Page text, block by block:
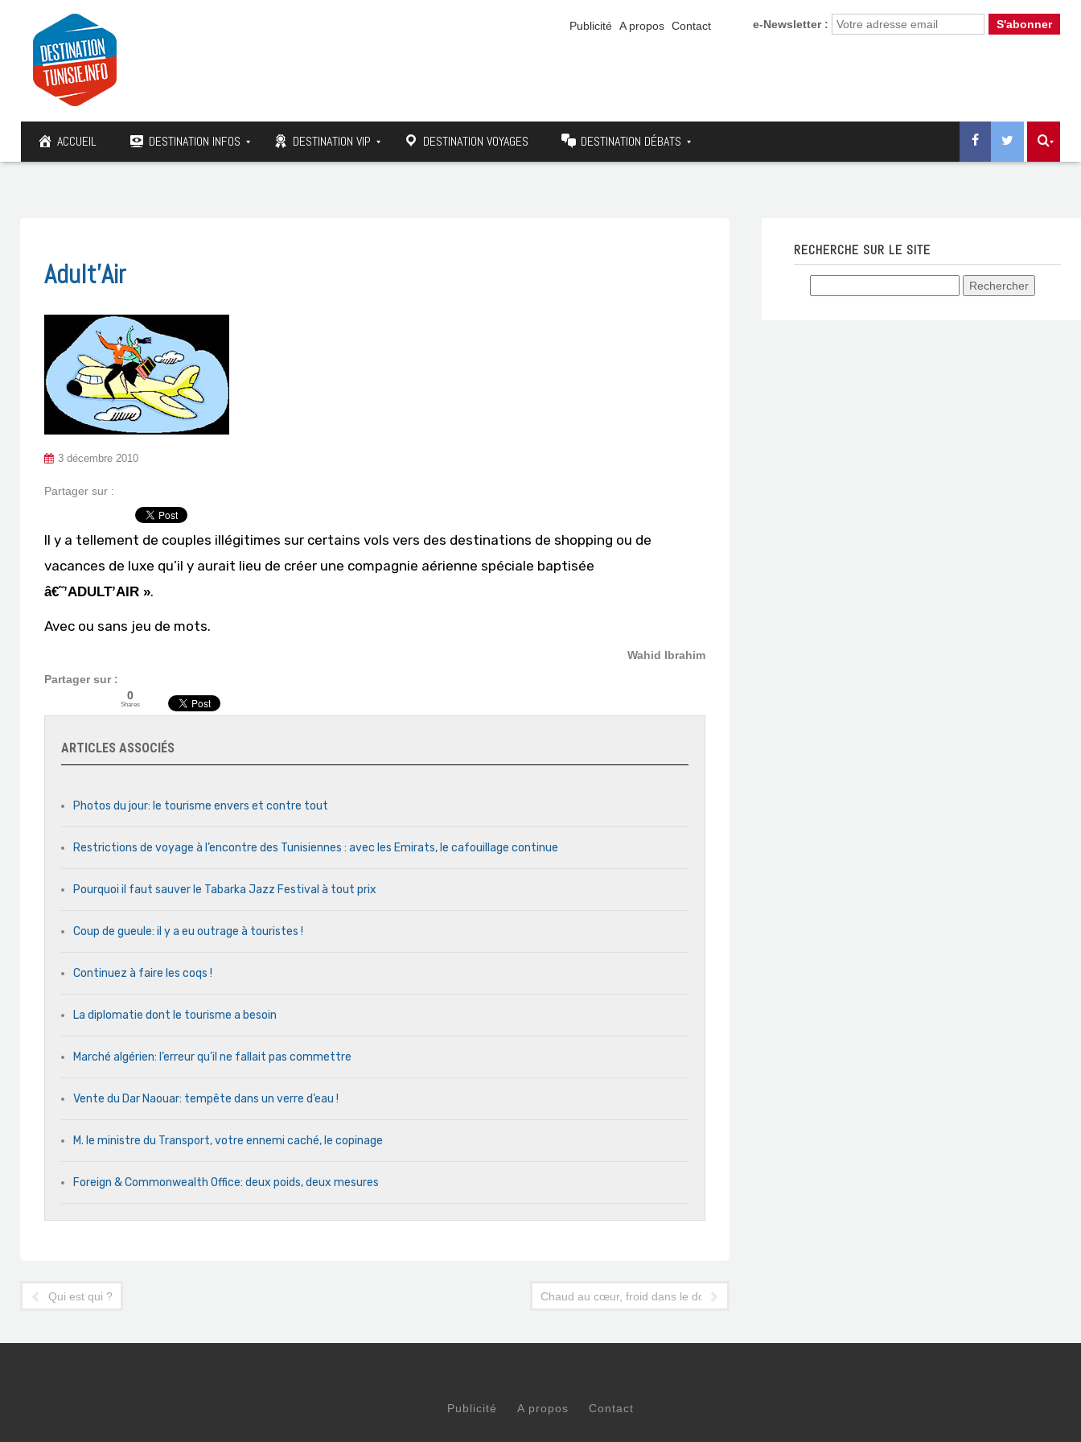
e-Newsletter :
Publicité A propos Contact
ACCUEIL DESTINATION INFOS DESTINATION VIP DESTINATION VOYAGES DESTINATION DÉBATS
Adult’Air
3 décembre 2010
Partager sur :
Il y a tellement de couples illégitimes sur certains vols vers des destinations de shopping ou de
vacances de luxe qu’il y aurait lieu de créer une compagnie aérienne spéciale baptisée
â€˜’ADULT’AIR ».
Avec ou sans jeu de mots.
Wahid Ibrahim
Partager sur :
0
Shares
ARTICLES ASSOCIÉS
Photos du jour: le tourisme envers et contre tout
Restrictions de voyage à l’encontre des Tunisiennes : avec les Emirats, le cafouillage continue
Pourquoi il faut sauver le Tabarka Jazz Festival à tout prix
Coup de gueule: il y a eu outrage à touristes !
Continuez à faire les coqs !
La diplomatie dont le tourisme a besoin
Marché algérien: l’erreur qu’il ne fallait pas commettre
Vente du Dar Naouar: tempête dans un verre d’eau !
M. le ministre du Transport, votre ennemi caché, le copinage
Foreign & Commonwealth Office: deux poids, deux mesures
Qui est qui ? Chaud au cœur, froid dans le dos
RECHERCHE SUR LE SITE
Publicité A propos Contact